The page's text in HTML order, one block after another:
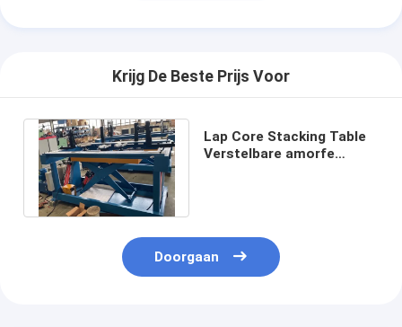
Krijg De Beste Prijs Voor
Lap Core Stacking Table
Verstelbare amorfe
Doorgaan